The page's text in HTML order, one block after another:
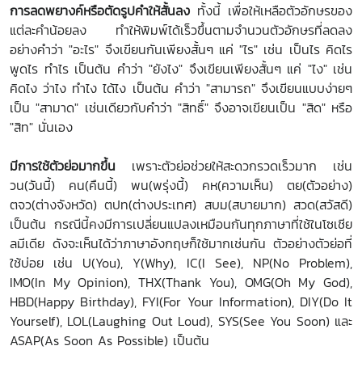
การลดพยางค์หรือตัดรูปคำให้สั้นลง ทั้งนี้ เพื่อให้เหลือตัวอักษรของ
แต่ละคำน้อยลง ทำให้พิมพ์ได้เร็วขึ้นตามจำนวนตัวอักษรที่ลดลง
อย่างคำว่า "อะไร" จึงเขียนกันเพียงสั้นๆ แค่ "ไร" เช่น เป็นไร คิดไร
พูดไร ทำไร เป็นต้น คำว่า "ยังไง" จึงเขียนเพียงสั้นๆ แค่ "ไง" เช่น
คิดไง ว่าไง ทำไง ได้ไง เป็นต้น คำว่า "สามารถ" จึงเขียนแบบง่ายๆ
เป็น "สามาด" เช่นเดียวกับคำว่า "สิทธิ์" จึงอาจเขียนเป็น "สิด" หรือ
"สิท" นั่นเอง
มีการใช้ตัวย่อมากขึ้น เพราะตัวย่อช่วยให้สะดวกรวดเร็วมาก เช่น
วน(วันนี้) คน(คืนนี้) พน(พรุ่งนี้) คห(ความเห็น) ตย(ตัวอย่าง)
ตจว(ต่างจังหวัด) ตปท(ต่างประเทศ) สบม(สบายมาก) สวด(สวัสดี)
เป็นต้น กรณีนี้คงมีการเปลี่ยนแปลงเหมือนกันทุกภาษาที่ใช้ในโซเชีย
ลมีเดีย ดังจะเห็นได้ว่าภาษาอังกฤษก็ใช้มากเช่นกัน ตัวอย่างตัวย่อที่
ใช้บ่อย เช่น U(You), Y(Why), IC(I See), NP(No Problem),
IMO(In My Opinion), THX(Thank You), OMG(Oh My God),
HBD(Happy Birthday), FYI(For Your Information), DIY(Do It
Yourself), LOL(Laughing Out Loud), SYS(See You Soon) และ
ASAP(As Soon As Possible) เป็นต้น